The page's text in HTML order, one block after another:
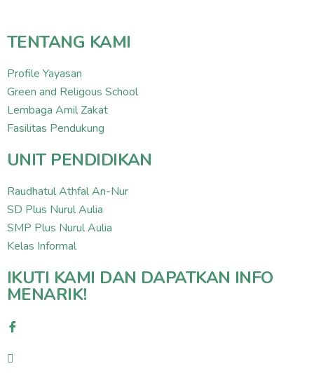
TENTANG KAMI
Profile Yayasan
Green and Religous School
Lembaga Amil Zakat
Fasilitas Pendukung
UNIT PENDIDIKAN
Raudhatul Athfal An-Nur
SD Plus Nurul Aulia
SMP Plus Nurul Aulia
Kelas Informal
IKUTI KAMI DAN DAPATKAN INFO
MENARIK!